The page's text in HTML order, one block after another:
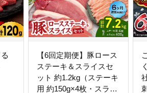
【6回定期便】豚ロース
ステーキ＆スライスセ
ット 約1.2kg（ステーキ
用 約150g×4枚・スライ
社 利他フ